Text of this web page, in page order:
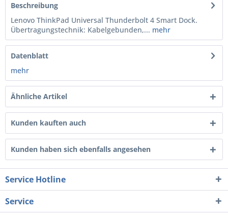
Beschreibung
Lenovo ThinkPad Universal Thunderbolt 4 Smart Dock.
Übertragungstechnik: Kabelgebunden,... mehr
Datenblatt
mehr
Ähnliche Artikel
Kunden kauften auch
Kunden haben sich ebenfalls angesehen
Service Hotline
Service